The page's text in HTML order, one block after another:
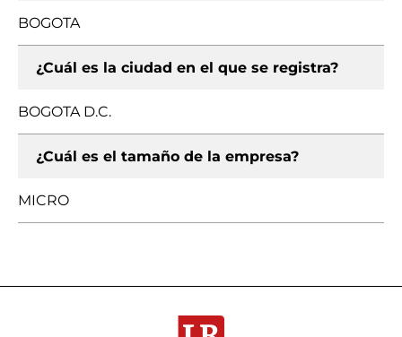
BOGOTA
¿Cuál es la ciudad en el que se registra?
BOGOTA D.C.
¿Cuál es el tamaño de la empresa?
MICRO